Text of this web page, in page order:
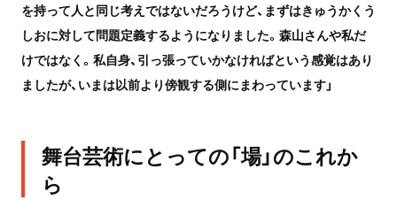
を持って人と同じ考えではないだろうけど、まずはきゅうかくう
しおに対して問題定義するようになりました。森山さんや私だ
けではなく。私自身、引っ張っていかなければという感覚はあり
ましたが、いまは以前より傍観する側にまわっています」
舞台芸術にとっての「場」のこれか
ら